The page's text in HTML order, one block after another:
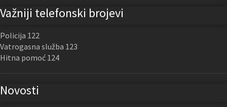
Važniji telefonski brojevi
Policija 122
Vatrogasna služba 123
Hitna pomoć 124
Novosti